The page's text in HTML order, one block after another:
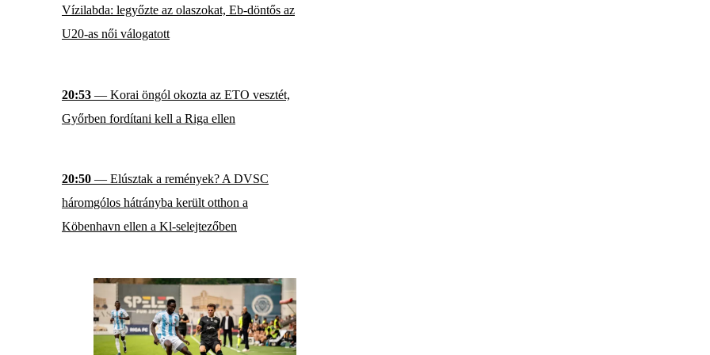
Vízilabda: legyőzte az olaszokat, Eb-döntős az
U20-as női válogatott
20:53 — Korai öngól okozta az ETO vesztét,
Győrben fordítani kell a Riga ellen
20:50 — Elúsztak a remények? A DVSC
háromgólos hátrányba került otthon a
Köbenhavn ellen a Kl-selejtezőben